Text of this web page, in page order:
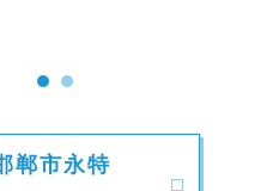
郸市永特